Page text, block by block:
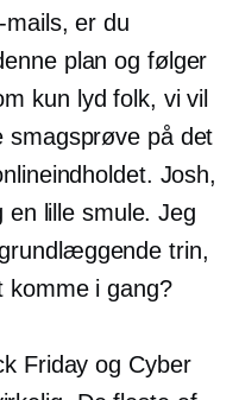
er du
plan og følger
kun lyd folk, vi vil
smagsprøve på det
Josh,
en lille smule. Jeg
trin,
komme i gang?
Friday og Cyber